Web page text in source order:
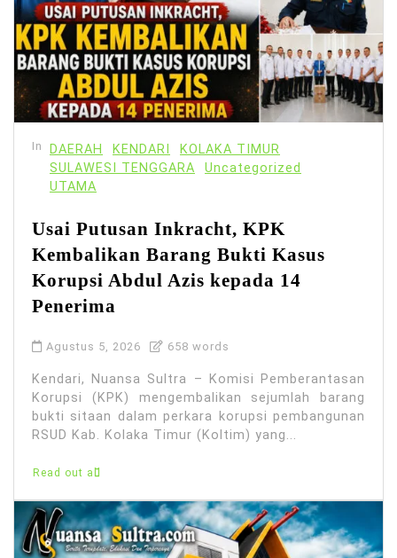
In DAERAH KENDARI
KOLAKA TIMUR
SULAWESI TENGGARA
Uncategorized
UTAMA
Usai Putusan Inkracht, KPK
Kembalikan Barang Bukti Kasus
Korupsi Abdul Azis kepada 14
Penerima
Agustus 5, 2026 658 words
Kendari, Nuansa Sultra – Komisi Pemberantasan
Korupsi (KPK) mengembalikan sejumlah barang
bukti sitaan dalam perkara korupsi pembangunan
RSUD Kab. Kolaka Timur (Koltim) yang...
Read out all